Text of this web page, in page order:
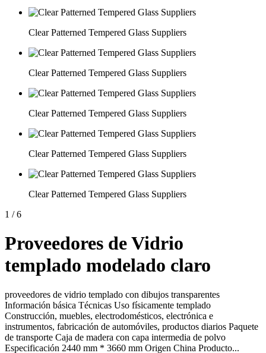
Clear Patterned Tempered Glass Suppliers
Clear Patterned Tempered Glass Suppliers
Clear Patterned Tempered Glass Suppliers
Clear Patterned Tempered Glass Suppliers
Clear Patterned Tempered Glass Suppliers
1 / 6
Proveedores de Vidrio
templado modelado claro
proveedores de vidrio templado con dibujos transparentes
Información básica Técnicas Uso físicamente templado
Construcción, muebles, electrodomésticos, electrónica e
instrumentos, fabricación de automóviles, productos diarios Paquete
de transporte Caja de madera con capa intermedia de polvo
Especificación 2440 mm * 3660 mm Origen China Producto...